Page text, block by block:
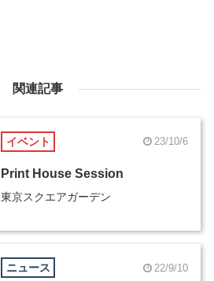
関連記事
イベント 23/10/6
Print House Session
東京スクエアガーデン
ニュース 22/9/10